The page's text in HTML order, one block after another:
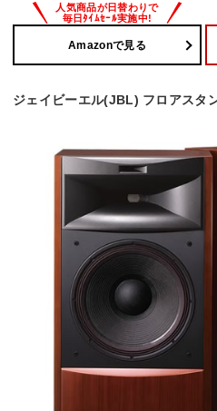
Amazonで見る
ジェイビーエル(JBL) フロアスタ